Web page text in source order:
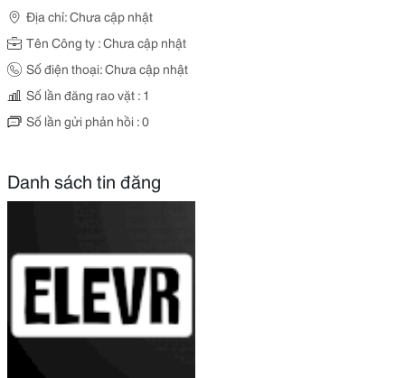
Địa chỉ: Chưa cập nhật
Tên Công ty : Chưa cập nhật
Số điện thoại: Chưa cập nhật
Số lần đăng rao vặt : 1
Số lần gửi phản hồi : 0
Danh sách tin đăng